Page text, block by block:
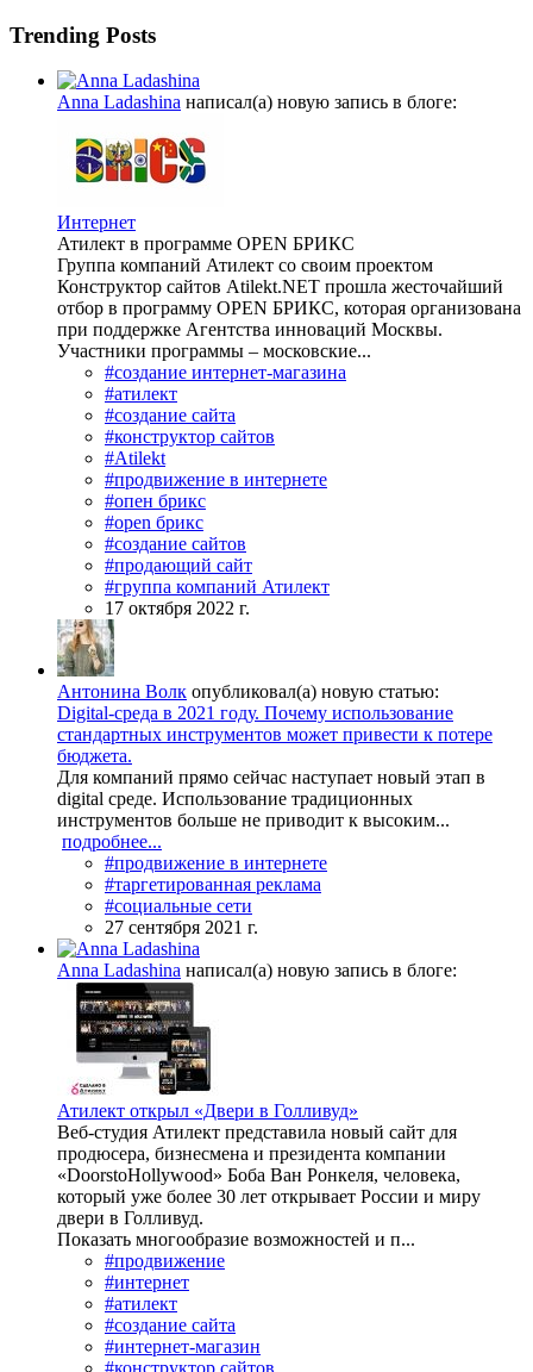
Trending Posts
Anna Ladashina написал(а) новую запись в блоге:
Интернет
Атилект в программе OPEN БРИКС
Группа компаний Атилект со своим проектом
Конструктор сайтов Atilekt.NET прошла жесточайший
отбор в программу OPEN БРИКС, которая организована
при поддержке Агентства инноваций Москвы.
Участники программы – московские...
#создание интернет-магазина
#атилект
#создание сайта
#конструктор сайтов
#Atilekt
#продвижение в интернете
#опен брикс
#open брикс
#создание сайтов
#продающий сайт
#группа компаний Атилект
17 октября 2022 г.
Антонина Волк опубликовал(а) новую статью:
Digital-среда в 2021 году. Почему использование
стандартных инструментов может привести к потере
бюджета.
Для компаний прямо сейчас наступает новый этап в
digital среде. Использование традиционных
инструментов больше не приводит к высоким...
подробнее...
#продвижение в интернете
#таргетированная реклама
#социальные сети
27 сентября 2021 г.
Anna Ladashina написал(а) новую запись в блоге:
Атилект открыл «Двери в Голливуд»
Веб-студия Атилект представила новый сайт для
продюсера, бизнесмена и президента компании
«DoorstoHollywood» Боба Ван Ронкеля, человека,
который уже более 30 лет открывает России и миру
двери в Голливуд.
Показать многообразие возможностей и п...
#продвижение
#интернет
#атилект
#создание сайта
#интернет-магазин